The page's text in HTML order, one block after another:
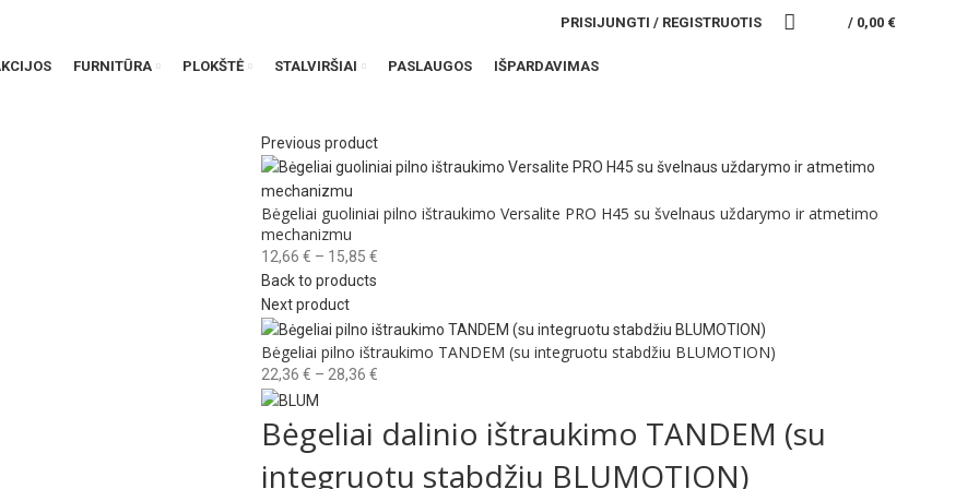
PRISIJUNGTI / REGISTRUOTIS / 0,00 €
FURNITŪRA PLOKŠTĖ STALVIRŠIAI PASLAUGOS IŠPARDAVIMAS
Previous product
Bėgeliai guoliniai pilno ištraukimo Versalite PRO H45 su švelnaus uždarymo ir atmetimo
mechanizmu
12,66 € – 15,85 €
through
15,85 €
Back to products
Next product
Bėgeliai pilno ištraukimo TANDEM (su integruotu stabdžiu BLUMOTION)
22,36 € – 28,36 €
22,36 €
through
28,36 €
Bėgeliai dalinio ištraukimo TANDEM (su
integruotu stabdžiu BLUMOTION)